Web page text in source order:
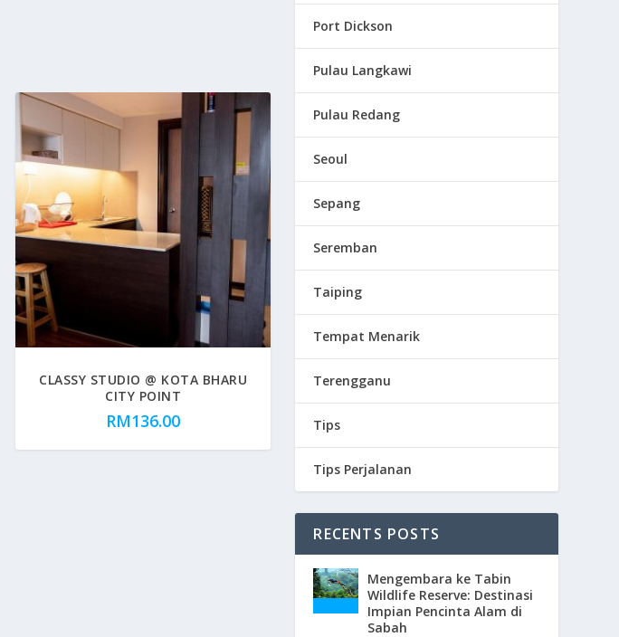
CLASSY STUDIO @ KOTA BHARU
CITY POINT
RM136.00
Port Dickson
Pulau Langkawi
Pulau Redang
Seoul
Sepang
Seremban
Taiping
Tempat Menarik
Terengganu
Tips
Tips Perjalanan
RECENTS POSTS
Mengembara ke Tabin
Wildlife Reserve: Destinasi
Impian Pencinta Alam di
Sabah